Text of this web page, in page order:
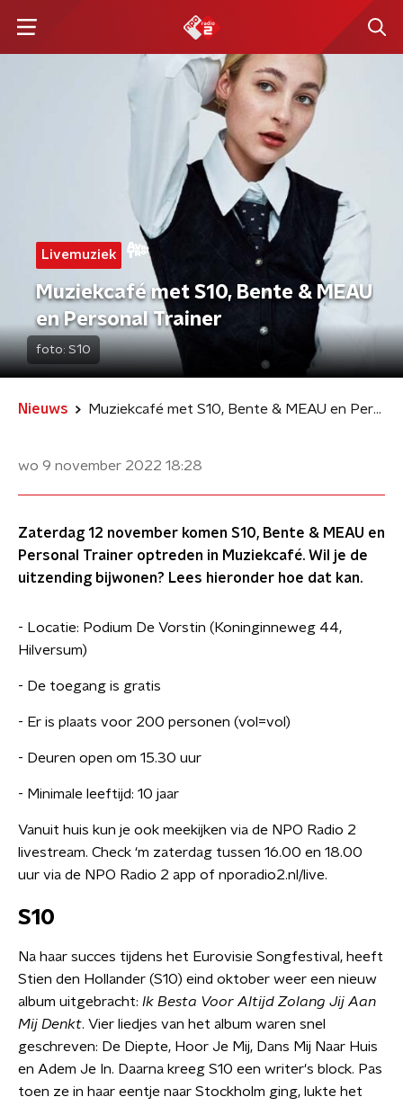
Livemuziek
Muziekcafé met S10, Bente & MEAU
en Personal Trainer
foto: S10
Nieuws Muziekcafé met S10, Bente & MEAU en Personal Trainer
wo 9 november 2022 18:28
Zaterdag 12 november komen S10, Bente & MEAU en
Personal Trainer optreden in Muziekcafé. Wil je de
uitzending bijwonen? Lees hieronder hoe dat kan.
- Locatie: Podium De Vorstin (Koninginneweg 44,
Hilversum)
- De toegang is gratis
- Er is plaats voor 200 personen (vol=vol)
- Deuren open om 15.30 uur
- Minimale leeftijd: 10 jaar
Vanuit huis kun je ook meekijken via de NPO Radio 2
livestream. Check ‘m zaterdag tussen 16.00 en 18.00
uur via de NPO Radio 2 app of nporadio2.nl/live.
S10
Na haar succes tijdens het Eurovisie Songfestival, heeft
Stien den Hollander (S10) eind oktober weer een nieuw
album uitgebracht: Ik Besta Voor Altijd Zolang Jij Aan
Mij Denkt. Vier liedjes van het album waren snel
geschreven: De Diepte, Hoor Je Mij, Dans Mij Naar Huis
en Adem Je In. Daarna kreeg S10 een writer's block. Pas
toen ze in haar eentje naar Stockholm ging, lukte het